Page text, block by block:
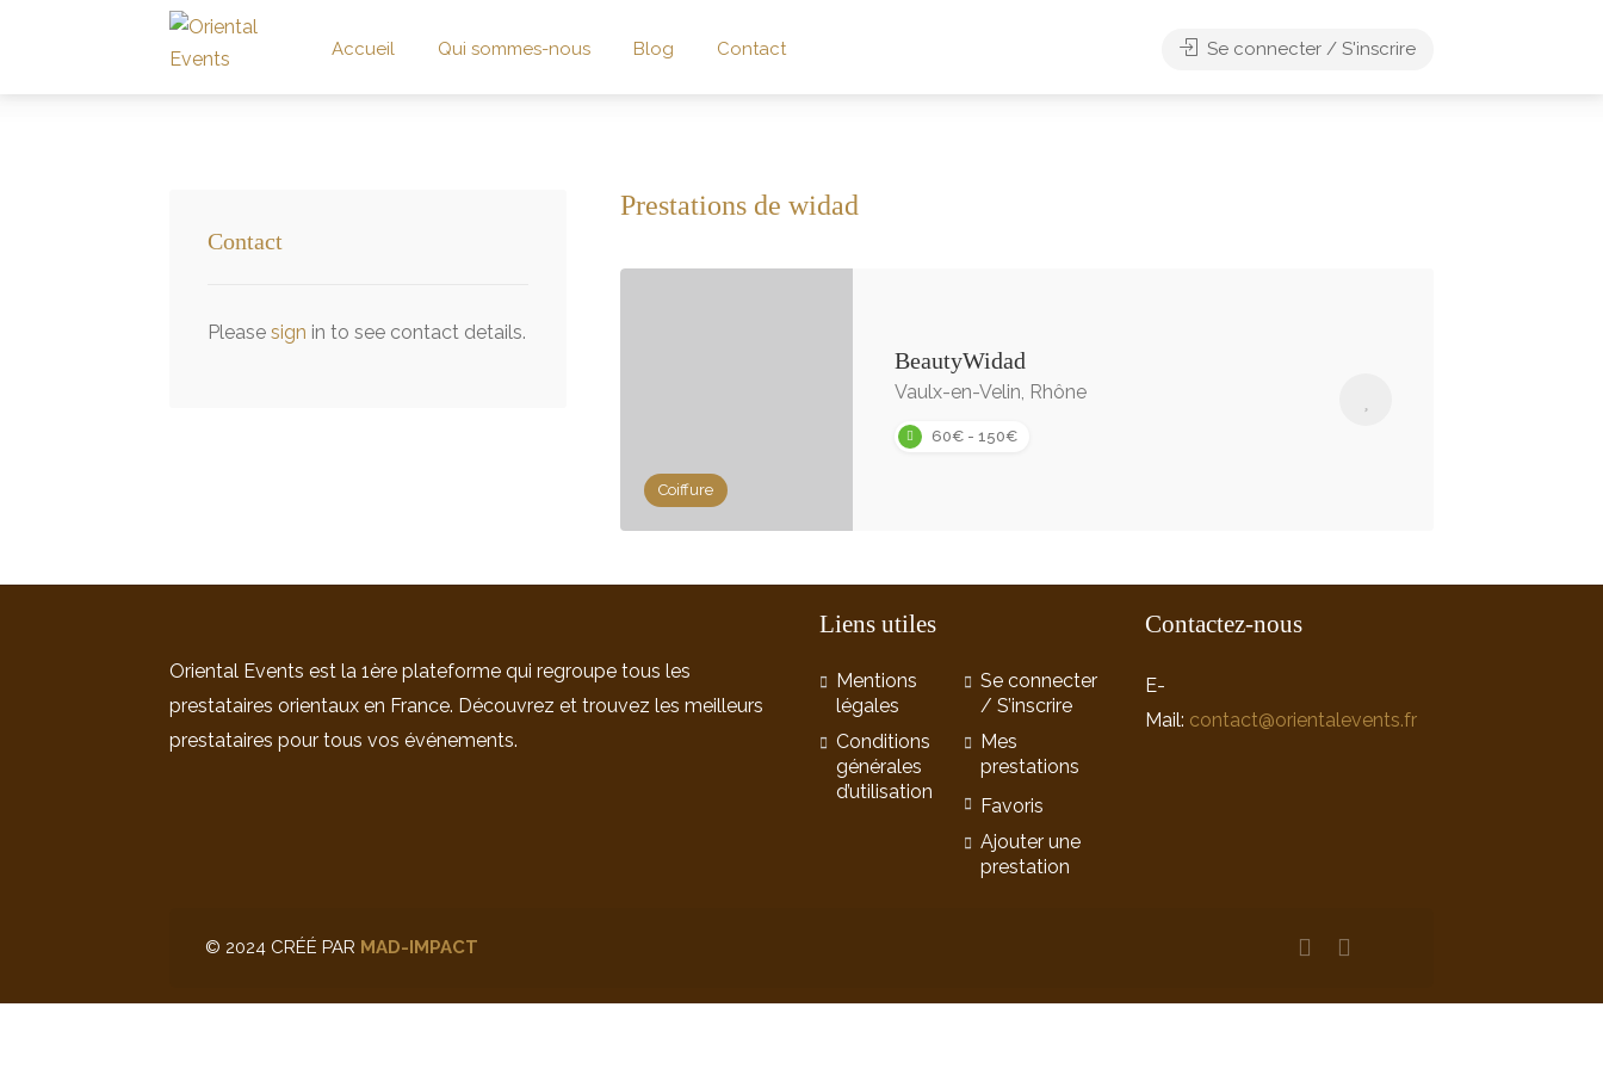
Accueil Qui sommes-nous Blog Contact Se connecter / S'inscrire
Contact
Please sign in to see contact details.
Prestations de widad
Coiffure
BeautyWidad
Vaulx-en-Velin, Rhône
60€ - 150€
Oriental Events est la 1ère plateforme qui regroupe tous les
prestataires orientaux en France. Découvrez et trouvez les meilleurs
prestataires pour tous vos événements.
Liens utiles
Mentions
légales
Conditions
générales
d’utilisation
Se connecter
/ S’inscrire
Mes
prestations
Favoris
Ajouter une
prestation
Contactez-nous
E-
Mail: contact@orientalevents.fr
© 2024 CRÉÉ PAR MAD-IMPACT